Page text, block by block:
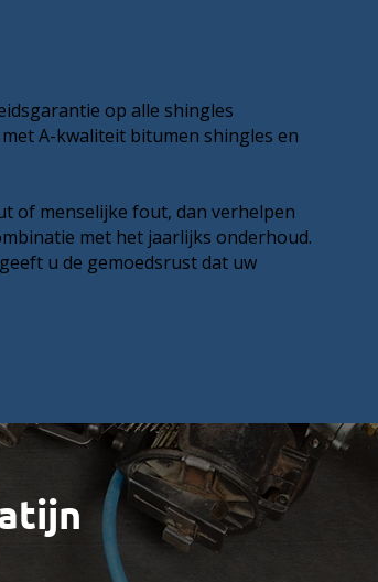
op alle shingles
A-kwaliteit bitumen shingles en
of menselijke fout, dan verhelpen
met het jaarlijks onderhoud.
u de gemoedsrust dat uw